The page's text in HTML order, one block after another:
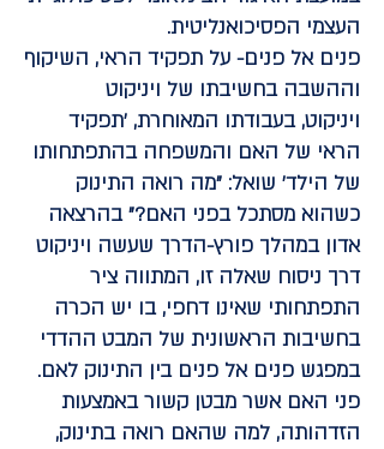
העצמי הפסיכואנליטית.
פנים אל פנים- על תפקיד הראי, השיקוף
וההשבה בחשיבתו של ויניקוט
ויניקוט, בעבודתו המאוחרת, 'תפקיד
הראי של האם והמשפחה בהתפתחותו
של הילד' שואל: "מה רואה התינוק
כשהוא מסתכל בפני האם?" בהרצאה
אדון במהלך פורץ-הדרך שעשה ויניקוט
דרך ניסוח שאלה זו, המתווה ציר
התפתחותי שאינו דחפי, בו יש הכרה
בחשיבות הראשונית של המבט ההדדי
במפגש פנים אל פנים בין התינוק לאם.
פני האם אשר מבטן קשור באמצעות
הזדהותה, למה שהאם רואה בתינוק,